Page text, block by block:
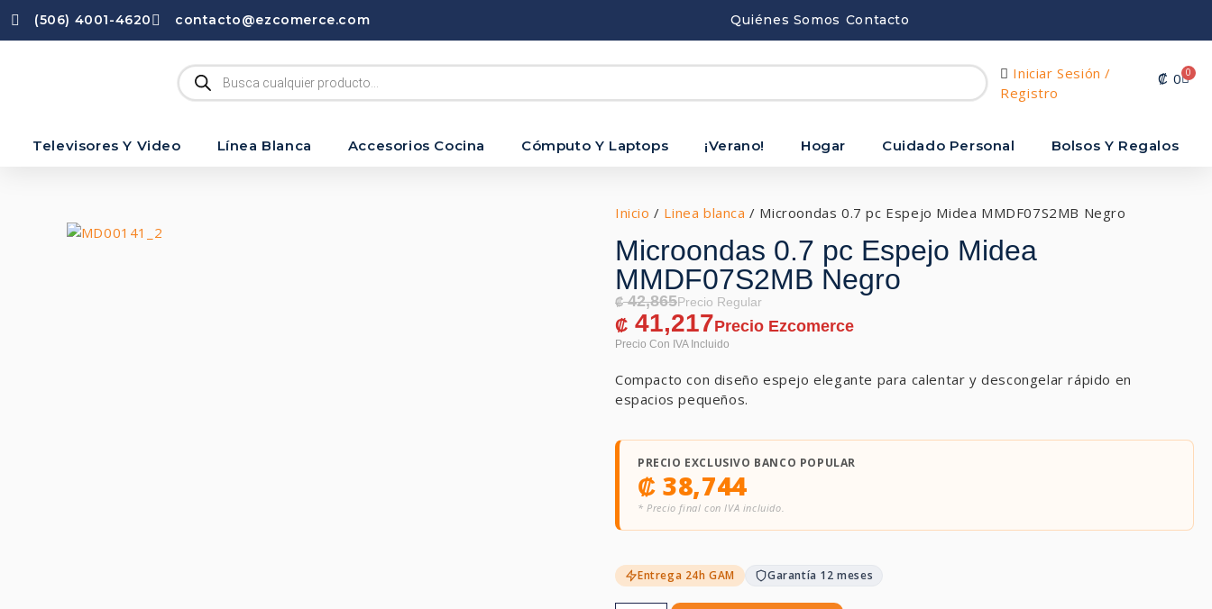
(506) 4001-4620 contacto@ezcomerce.com Quiénes Somos Contacto
Iniciar Sesión /
Registro
₡ 0 0
Televisores Y Video Línea Blanca Accesorios Cocina Cómputo Y Laptops ¡Verano! Hogar Cuidado Personal Bolsos Y Regalos
Inicio / Linea blanca / Microondas 0.7 pc Espejo Midea MMDF07S2MB Negro
Microondas 0.7 pc Espejo Midea
MMDF07S2MB Negro
₡42,865
₡ 41,217
Compacto con diseño espejo elegante para calentar y descongelar rápido en
espacios pequeños.
PRECIO EXCLUSIVO BANCO POPULAR
₡ 38,744
* Precio final con IVA incluido.
Entrega 24h GAM Garantía 12 meses